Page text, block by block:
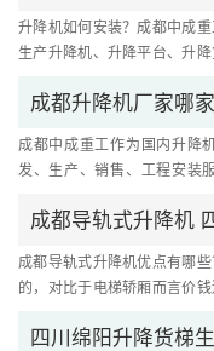
升降机如何安装？成都中成
生产升降机、升降平台、升
成都升降机厂家哪
成都中成重工作为国内升降
发、生产、销售、工程安装
成都导轨式升降机
成都导轨式升降机优点有哪
的，对比于电梯轿厢而言价
四川绵阳升降货梯